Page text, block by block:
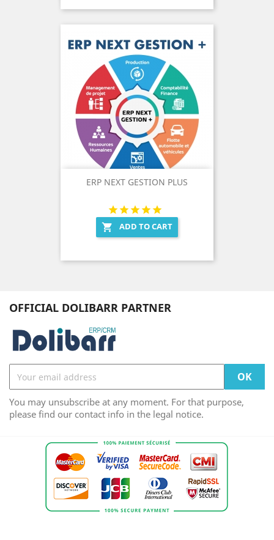
ERP NEXT GESTION PLUS
 ADD TO CART
OFFICIAL DOLIBARR PARTNER
You may unsubscribe at any moment. For that purpose,
please find our contact info in the legal notice.